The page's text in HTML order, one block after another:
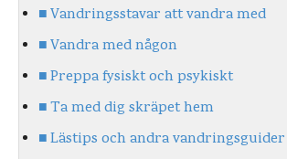
Vandringsstavar att vandra med
Vandra med någon
Preppa fysiskt och psykiskt
Ta med dig skräpet hem
Lästips och andra vandringsguider